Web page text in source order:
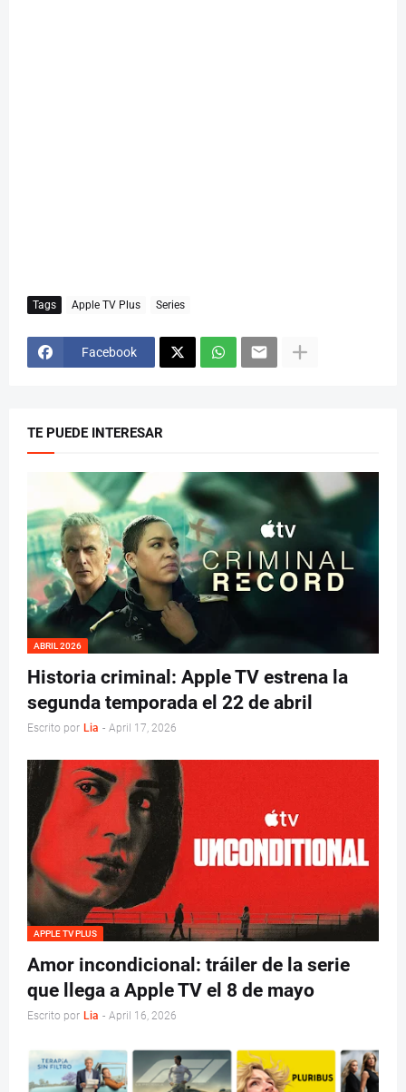
Tags Apple TV Plus Series
Facebook
TE PUEDE INTERESAR
ABRIL 2026
Historia criminal: Apple TV estrena la
segunda temporada el 22 de abril
Escrito por Lia - April 17, 2026
APPLE TV PLUS
Amor incondicional: tráiler de la serie
que llega a Apple TV el 8 de mayo
Escrito por Lia - April 16, 2026